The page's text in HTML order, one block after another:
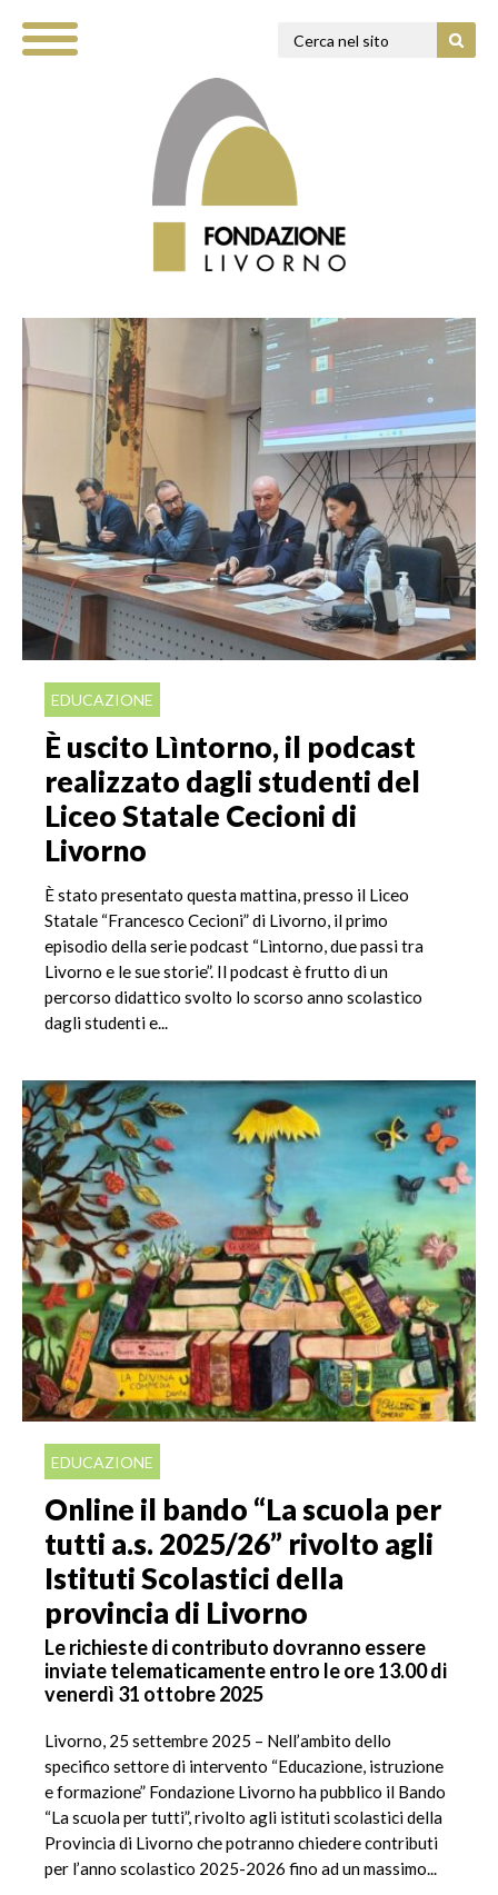
EDUCAZIONE
È uscito Lìntorno, il podcast
realizzato dagli studenti del
Liceo Statale Cecioni di
Livorno
È stato presentato questa mattina, presso il Liceo
Statale “Francesco Cecioni” di Livorno, il primo
episodio della serie podcast “Lìntorno, due passi tra
Livorno e le sue storie”. Il podcast è frutto di un
percorso didattico svolto lo scorso anno scolastico
dagli studenti e...
EDUCAZIONE
Online il bando “La scuola per
tutti a.s. 2025/26” rivolto agli
Istituti Scolastici della
provincia di Livorno
Le richieste di contributo dovranno essere
inviate telematicamente entro le ore 13.00 di
venerdì 31 ottobre 2025
Livorno, 25 settembre 2025 – Nell’ambito dello
specifico settore di intervento “Educazione, istruzione
e formazione” Fondazione Livorno ha pubblico il Bando
“La scuola per tutti”, rivolto agli istituti scolastici della
Provincia di Livorno che potranno chiedere contributi
per l’anno scolastico 2025-2026 fino ad un massimo...